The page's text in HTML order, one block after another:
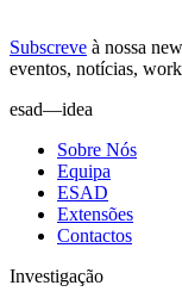
Subscreve à nossa
eventos, notícias,
esad—idea
Sobre Nós
Equipa
ESAD
Extensões
Contactos
Investigação